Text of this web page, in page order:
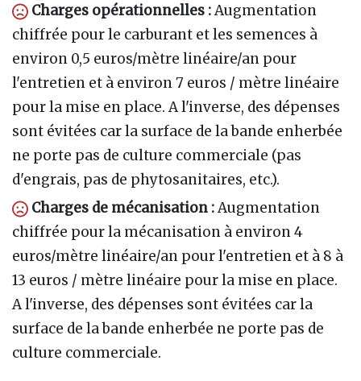
Charges opérationnelles :Augmentation
chiffrée pour le carburant et les semences à
environ 0,5 euros/mètre linéaire/an pour
l'entretien et à environ 7 euros / mètre linéaire
pour la mise en place. A l'inverse, des dépenses
sont évitées car la surface de la bande enherbée
ne porte pas de culture commerciale (pas
d'engrais, pas de phytosanitaires, etc.).
Charges de mécanisation :Augmentation
chiffrée pour la mécanisation à environ 4
euros/mètre linéaire/an pour l'entretien et à 8 à
13 euros / mètre linéaire pour la mise en place.
A l'inverse, des dépenses sont évitées car la
surface de la bande enherbée ne porte pas de
culture commerciale.